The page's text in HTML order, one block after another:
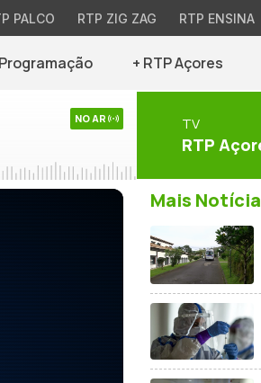
PALCO RTP ZIG ZAG RTP ENSINA
Programação + RTP Açores
NO AR TV
RTP
Mais